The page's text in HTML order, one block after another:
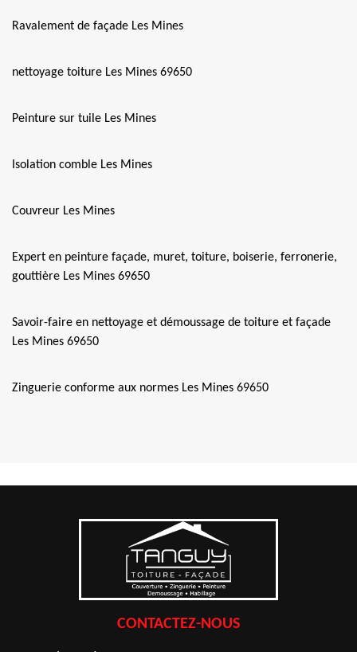
Ravalement de façade Les Mines
nettoyage toiture Les Mines 69650
Peinture sur tuile Les Mines
Isolation comble Les Mines
Couvreur Les Mines
Expert en peinture façade, muret, toiture, boiserie, ferronerie,
gouttière Les Mines 69650
Savoir-faire en nettoyage et démoussage de toiture et façade
Les Mines 69650
Zinguerie conforme aux normes Les Mines 69650
CONTACTEZ-NOUS